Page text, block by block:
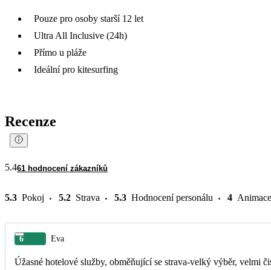
Pouze pro osoby starší 12 let
Ultra All Inclusive (24h)
Přímo u pláže
Ideální pro kitesurfing
Recenze
5.461 hodnocení zákazníků
5.3 Pokoj 5.2 Strava 5.3 Hodnocení personálu 4 Animace
6 Eva
Úžasné hotelové služby, obměňující se strava-velký výběr, velmi